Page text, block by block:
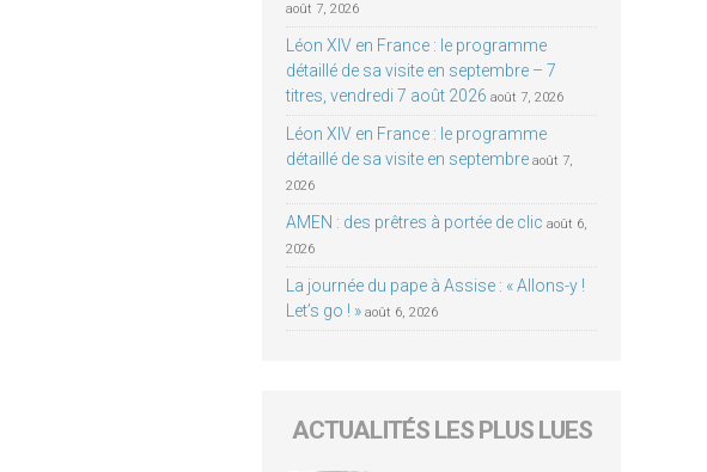
août 7, 2026
Léon XIV en France : le programme
détaillé de sa visite en septembre – 7
titres, vendredi 7 août 2026 août 7, 2026
Léon XIV en France : le programme
détaillé de sa visite en septembre août 7,
2026
AMEN : des prêtres à portée de clic août 6,
2026
La journée du pape à Assise : « Allons-y !
Let’s go ! » août 6, 2026
ACTUALITÉS LES PLUS LUES